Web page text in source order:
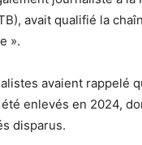
avait qualifié la
».
avaient rappelé
enlevés en 2024,
disparus.